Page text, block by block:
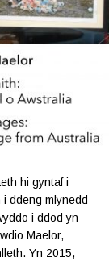
hi gyntaf i
ddeng mlynedd
i ddod yn
Maelor,
Yn 2015,